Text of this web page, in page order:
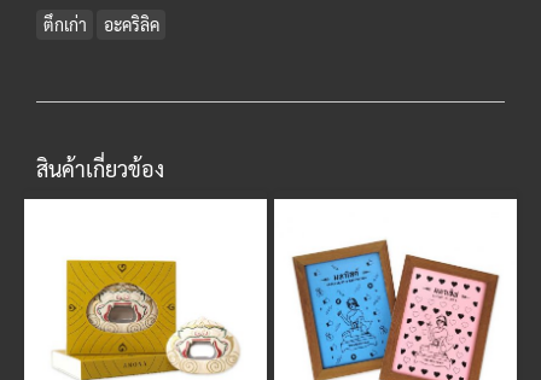
ตึกเก่า อะคริลิค
สินค้าเกี่ยวข้อง